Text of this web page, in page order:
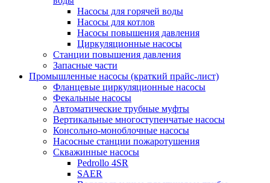
Насосы для горячей воды
Насосы для котлов
Насосы повышения давления
Циркуляционные насосы
Станции повышения давления
Запасные части
Промышленные насосы (краткий прайс-лист)
Фланцевые циркуляционные насосы
Фекальные насосы
Автоматические трубные муфты
Вертикальные многоступенчатые насосы
Консольно-моноблочные насосы
Насосные станции пожаротушения
Скважинные насосы
Pedrollo 4SR
SAER